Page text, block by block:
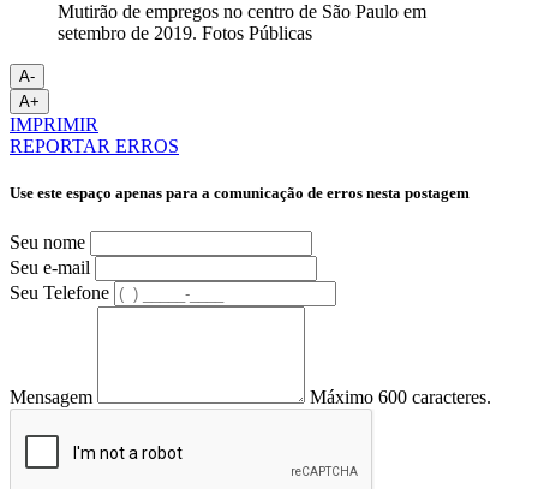
Mutirão de empregos no centro de São Paulo em
setembro de 2019. Fotos Públicas
A-
A+
IMPRIMIR
REPORTAR ERROS
Use este espaço apenas para a comunicação de erros nesta postagem
Seu nome
Seu e-mail
Seu Telefone
Mensagem Máximo 600 caracteres.